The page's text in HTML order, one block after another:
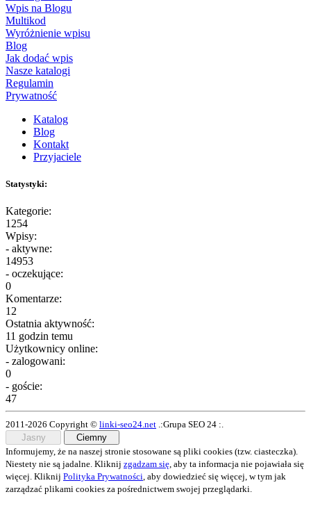
Wpis na Blogu
Multikod
Wyróżnienie wpisu
Blog
Jak dodać wpis
Nasze katalogi
Regulamin
Prywatność
Katalog
Blog
Kontakt
Przyjaciele
Statystyki:
Kategorie:
1254
Wpisy:
- aktywne:
14953
- oczekujące:
0
Komentarze:
12
Ostatnia aktywność:
11 godzin temu
Użytkownicy online:
- zalogowani:
0
- goście:
47
2011-2026 Copyright © linki-seo24.net .:Grupa SEO 24 :.
Jasny
Ciemny
Informujemy, że na naszej stronie stosowane są pliki cookies (tzw. ciasteczka).
Niestety nie są jadalne. Kliknij zgadzam się , aby ta informacja nie pojawiała się
więcej. Kliknij Polityka Prywatności , aby dowiedzieć się więcej, w tym jak
zarządzać plikami cookies za pośrednictwem swojej przeglądarki.